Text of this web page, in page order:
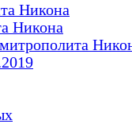
Никона
Никона